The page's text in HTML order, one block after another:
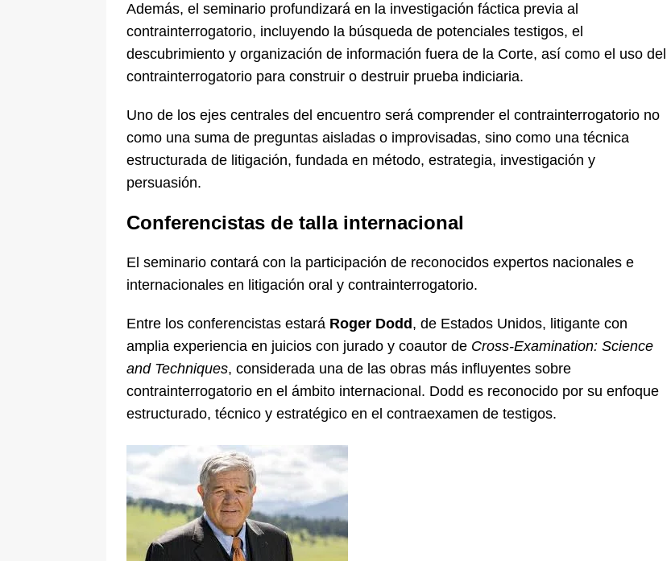
Además, el seminario profundizará en la investigación fáctica previa al
contrainterrogatorio, incluyendo la búsqueda de potenciales testigos, el
descubrimiento y organización de información fuera de la Corte, así como el uso del
contrainterrogatorio para construir o destruir prueba indiciaria.
Uno de los ejes centrales del encuentro será comprender el contrainterrogatorio no
como una suma de preguntas aisladas o improvisadas, sino como una técnica
estructurada de litigación, fundada en método, estrategia, investigación y
persuasión.
Conferencistas de talla internacional
El seminario contará con la participación de reconocidos expertos nacionales e
internacionales en litigación oral y contrainterrogatorio.
Entre los conferencistas estará Roger Dodd , de Estados Unidos, litigante con
amplia experiencia en juicios con jurado y coautor de Cross-Examination: Science
and Techniques, considerada una de las obras más influyentes sobre
contrainterrogatorio en el ámbito internacional. Dodd es reconocido por su enfoque
estructurado, técnico y estratégico en el contraexamen de testigos.